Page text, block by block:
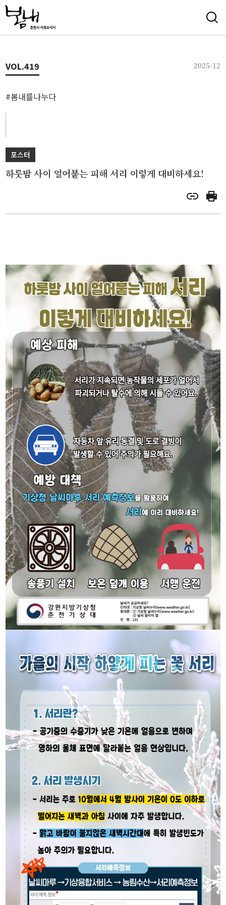
VOL.419 2025-12
#봄내를나누다
포스터
하룻밤 사이 얼어붙는 피해 서리 이렇게 대비하세요!